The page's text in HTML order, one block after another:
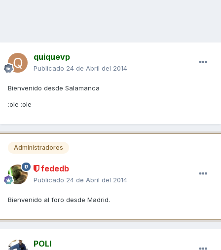
quiquevp
Publicado 24 de Abril del 2014
Bienvenido desde Salamanca
:ole :ole
Administradores
fededb
Publicado 24 de Abril del 2014
Bienvenido al foro desde Madrid.
POLI